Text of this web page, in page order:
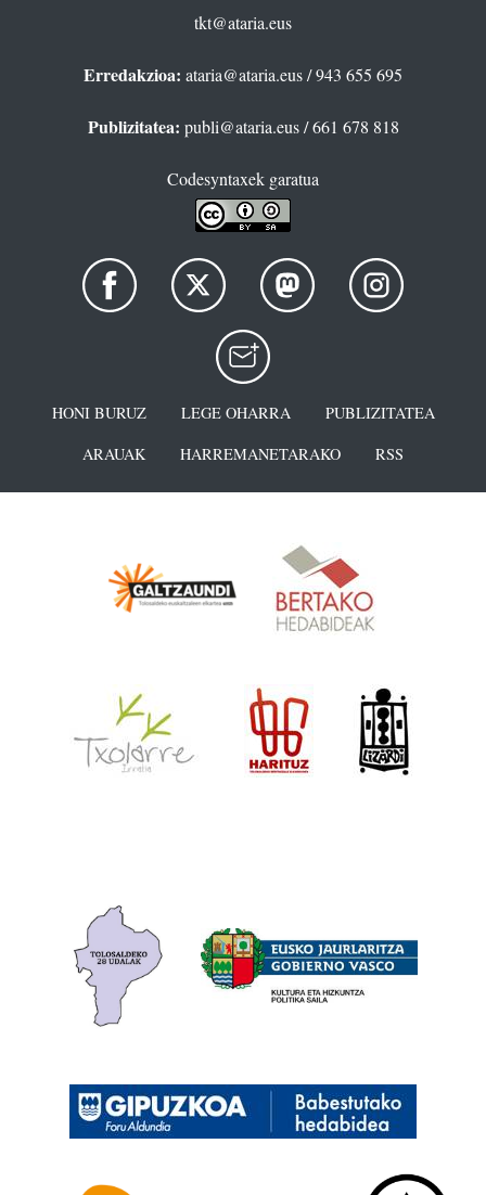
tkt@ataria.eus
Erredakzioa: ataria@ataria.eus/ 943 655 695
Publizitatea: publi@ataria.eus/ 661 678 818
Codesyntaxek garatua
HONI BURUZ LEGE OHARRA
PUBLIZITATEA
ARAUAK
HARREMANETARAKO RSS